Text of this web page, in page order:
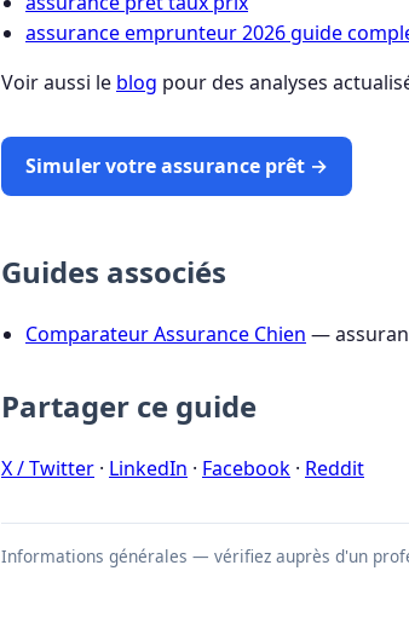
assurance emprunteur 2026 guide
Voir aussi le blog pour des analyses
Simuler votre assurance prêt →
Guides associés
Comparateur Assurance Chien —
Partager ce guide
X / Twitter · LinkedIn · Facebook · Reddit
Informations générales — vérifiez auprès d'un